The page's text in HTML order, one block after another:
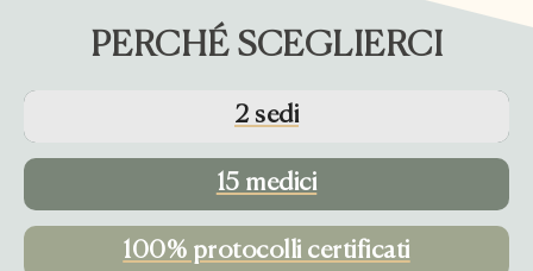
PERCHÉ SCEGLIERCI
2 sedi
15 medici
100% protocolli certificati